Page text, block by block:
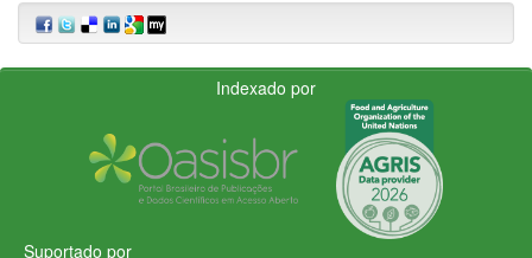
Indexado por
Suportado por